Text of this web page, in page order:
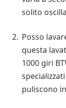
solito
Posso
questa
1000 giri
puliscono